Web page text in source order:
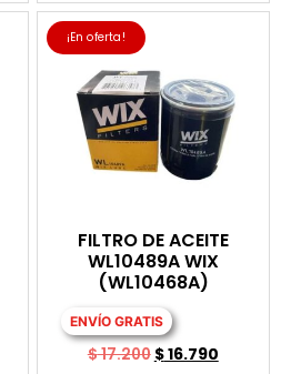
¡En oferta!
FILTRO DE ACEITE
WL10489A WIX
(WL10468A)
ENVÍO GRATIS
$17.200 $16.790